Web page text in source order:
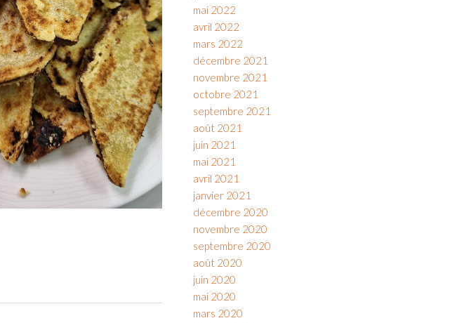
mai 2022
avril 2022
mars 2022
décembre 2021
novembre 2021
octobre 2021
septembre 2021
août 2021
juin 2021
mai 2021
avril 2021
janvier 2021
décembre 2020
novembre 2020
septembre 2020
août 2020
juin 2020
mai 2020
mars 2020